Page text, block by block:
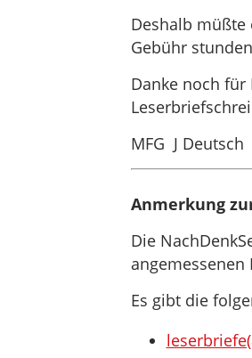
Deshalb müßte
Gebühr
Danke noch
MFG J Deutsch
Anmerkung
Die
Es gibt die